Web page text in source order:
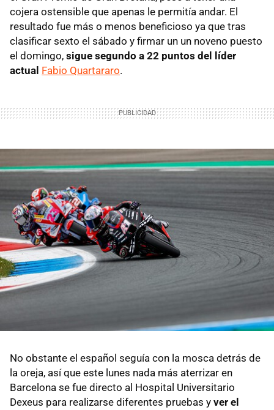
cojera ostensible que apenas le permitía andar. El
resultado fue más o menos beneficioso ya que tras
clasificar sexto el sábado y firmar un un noveno puesto
el domingo, sigue segundo a 22 puntos del líder
actual Fabio Quartararo.
No obstante el español seguía con la mosca detrás de
la oreja, así que este lunes nada más aterrizar en
Barcelona se fue directo al Hospital Universitario
Dexeus para realizarse diferentes pruebas y ver el